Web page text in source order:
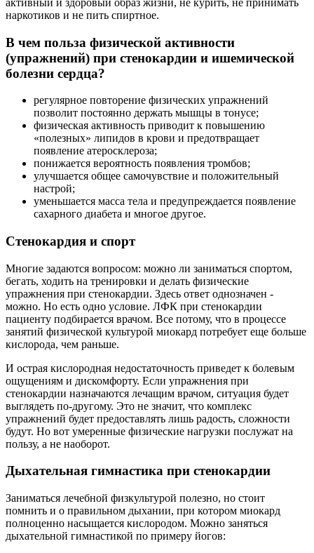
наркотиков и не пить спиртное.
В чем польза физической активности
(упражнений) при стенокардии и ишемической
болезни сердца?
регулярное повторение физических упражнений
позволит постоянно держать мышцы в тонусе;
физическая активность приводит к повышению
«полезных» липидов в крови и предотвращает
появление атеросклероза;
понижается вероятность появления тромбов;
улучшается общее самочувствие и положительный
настрой;
уменьшается масса тела и предупреждается появление
сахарного диабета и многое другое.
Стенокардия и спорт
Многие задаются вопросом: можно ли заниматься спортом,
бегать, ходить на тренировки и делать физические
упражнения при стенокардии. Здесь ответ однозначен -
можно. Но есть одно условие. ЛФК при стенокардии
пациенту подбирается врачом. Все потому, что в процессе
занятий физической культурой миокард потребует еще больше
кислорода, чем раньше.
И острая кислородная недостаточность приведет к болевым
ощущениям и дискомфорту. Если упражнения при
стенокардии назначаются лечащим врачом, ситуация будет
выглядеть по-другому. Это не значит, что комплекс
упражнений будет предоставлять лишь радость, сложности
будут. Но вот умеренные физические нагрузки послужат на
пользу, а не наоборот.
Дыхательная гимнастика при стенокардии
Заниматься лечебной физкультурой полезно, но стоит
помнить и о правильном дыхании, при котором миокард
полноценно насыщается кислородом. Можно заняться
дыхательной гимнастикой по примеру йогов: